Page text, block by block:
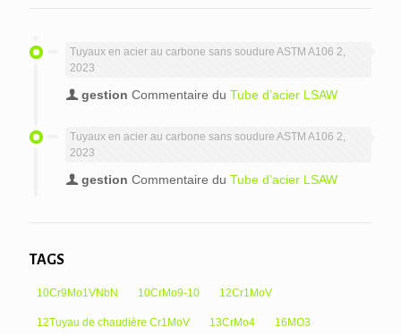
Tuyaux en acier au carbone sans soudure ASTM A106 2,
2023
gestion Commentaire du Tube d’acier LSAW
Tuyaux en acier au carbone sans soudure ASTM A106 2,
2023
gestion Commentaire du Tube d’acier LSAW
TAGS
10Cr9Mo1VNbN 10CrMo9-10 12Cr1MoV
12Tuyau de chaudière Cr1MoV 13CrMo4 16MO3